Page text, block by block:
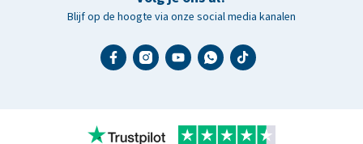
Blijf op de hoogte via onze social media kanalen